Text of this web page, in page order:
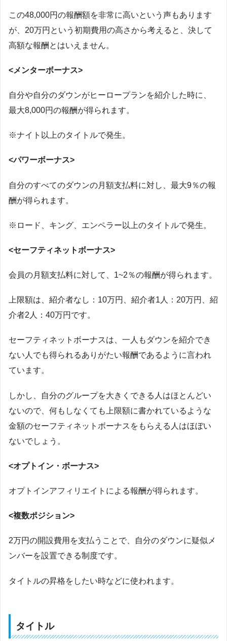
この48,000円の報酬額を非常に高いという声もあります
が、20万円という初期費用の高さから考えると、決して
高額な報酬とはいえません。
<メンターボーナス>
自分や自分のダウンがヒーロープランを紹介した時に、
最大8,000円の報酬が得られます。
※ナイト以上のタイトルで発生。
<パワーボーナス>
自分のすべてのダウンの月額支払料に対し、最大9％の報
酬が得られます。
※ロード、キング、エンペラー以上のタイトルで発生。
<セーフティネットボーナス>
会員の月額支払料に対して、1~2％の報酬が得られます。
上限額は、紹介者なし：10万円、紹介者1人：20万円、紹
介者2人：40万円です。
セーフティネットボーナスは、一人もダウンを紹介でき
ない人でも得られるありがたい報酬であるように言われ
ています。
しかし、自分のグループを大きくできる人はほとんどい
ないので、何もしなくても上限額に書かれているような
金額のセーフティネットボーナスをもらえる人はほぼい
ないでしょう。
<オプトイン・ボーナス>
オプトインアフィリエイトによる報酬が得られます。
<複数ポジション>
2万円の開設費用を支払うことで、自分のダウンに疑似メ
ンバーを設置できる制度です。
タイトルの昇格をしたい時などに使われます。
タイトル